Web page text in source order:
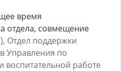
время
отдела, совмещение
Отдел поддержки
Управления по
работе